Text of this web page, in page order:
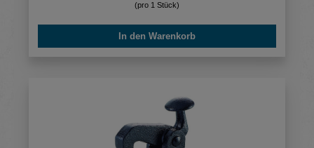
(pro 1 Stück)
In den Warenkorb